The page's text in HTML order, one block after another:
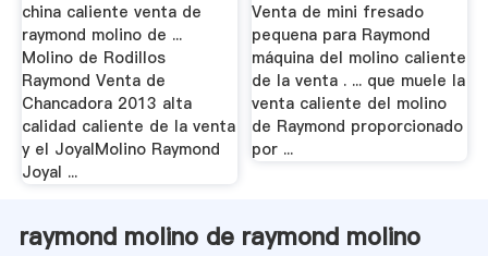
china caliente venta de
raymond molino de ...
Molino de Rodillos
Raymond Venta de
Chancadora 2013 alta
calidad caliente de la venta
y el JoyalMolino Raymond
Joyal ...
Venta de mini fresado
pequena para Raymond
máquina del molino caliente
de la venta . ... que muele la
venta caliente del molino
de Raymond proporcionado
por ...
raymond molino de raymond molino